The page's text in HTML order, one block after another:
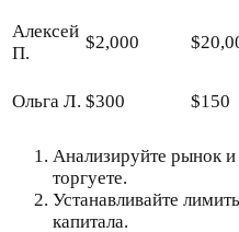
Алексей
П.
$2,000
Ольга Л. $300 $150
Анализируйте рынок
торгуете.
Устанавливайте
капитала.